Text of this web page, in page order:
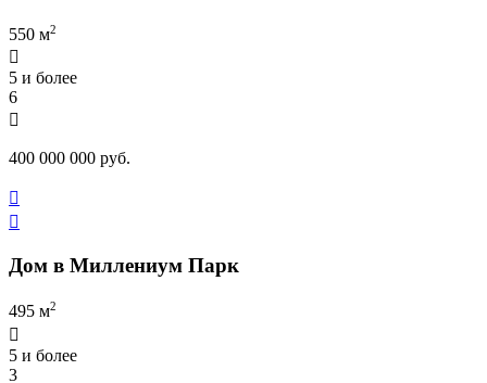
550 м2

5 и более
6

400 000 000 руб.


Дом в Миллениум Парк
495 м2

5 и более
3